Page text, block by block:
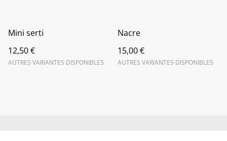
Mini serti
12,50 €
AUTRES VARIANTES DISPONIBLES
Nacre
15,00 €
AUTRES VARIANTES DISPONIBLES